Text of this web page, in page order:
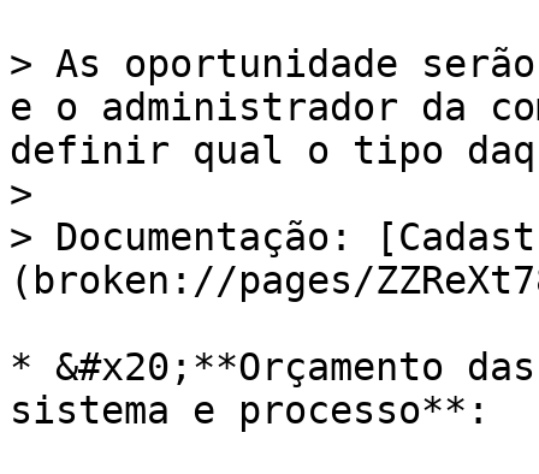
> As oportunidade
e o administrador da
definir qual o tipo
>
> Documentação:
(broken://pages/
* &#x20;**Orçamento
sistema e processo**: